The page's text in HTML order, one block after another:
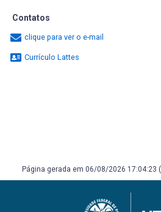
Contatos
clique para ver o e-mail
Currículo Lattes
Página gerada em 06/08/2026 17:04:23